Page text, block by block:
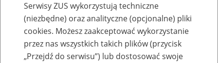
Szkolenia
Serwisy ZUS wykorzystują techniczne
(niezbędne) oraz analityczne (opcjonalne) pliki
cookies. Możesz zaakceptować wykorzystanie
przez nas wszystkich takich plików (przycisk
„Przejdź do serwisu”) lub dostosować swoje